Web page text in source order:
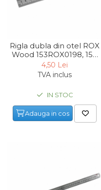
Cric Manual
Palan
Dinamometric
Carucior Scule
Echipamente de Siguranta
Auto
Schimbare Lichid Frana
Rigla dubla din otel ROX
Wood 153ROX0198, 150
mm
4,50 Lei
TVA inclus
IN STOC
Adauga in cos